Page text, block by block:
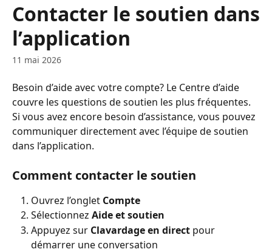
Contacter le soutien dans
l’application
11 mai 2026
Besoin d’aide avec votre compte? Le Centre d’aide
couvre les questions de soutien les plus fréquentes.
Si vous avez encore besoin d’assistance, vous pouvez
communiquer directement avec l’équipe de soutien
dans l’application.
Comment contacter le soutien
Ouvrez l’onglet Compte
Sélectionnez Aide et soutien
Appuyez sur Clavardage en direct pour
démarrer une conversation